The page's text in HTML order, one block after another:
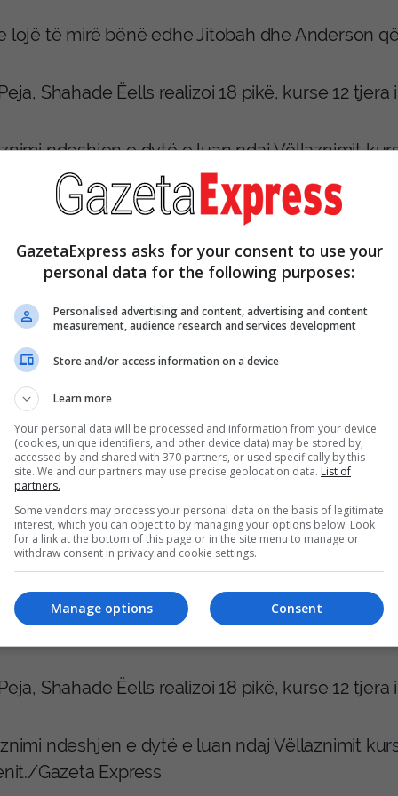
lojë të mirë bënë edhe Jitobah dhe Anderson
Shahade Ëells realizoi 18 pikë, kurse 12
ndeshjen e dytë e luan ndaj Vëllaznimit
Gazeta Express
ka arritur të triumfoj ndaj Pejës me rezultat
2024/25 të elitës së basketbollit kosovar.
e nisën ndeshjen më mirë duke triumfuar në
u rikthyen fuqishëm në cerekun e
44-37.
e mirë e kuqezinjve vazhdoi edhe në dy
73-65.
tek gjakovarët ishte Shizz Alston me 28
lojë të mirë bënë edhe Jitobah dhe Anderson
Shahade Ëells realizoi 18 pikë, kurse 12
ndeshjen e dytë e luan ndaj Vëllaznimit
Gazeta Express
GazetaExpress asks for your consent to use your
personal data for the following purposes:
Personalised advertising and content, advertising and content
measurement, audience research and services development
Store and/or access information on a device
Learn more
Your personal data will be processed and information from your device
(cookies, unique identifiers, and other device data) may be stored by,
accessed by and shared with 370 partners, or used specifically by this
site. We and our partners may use precise geolocation data. List of
partners.
Some vendors may process your personal data on the basis of legitimate
interest, which you can object to by managing your options below. Look
for a link at the bottom of this page or in the site menu to manage or
withdraw consent in privacy and cookie settings.
Consent
Manage options